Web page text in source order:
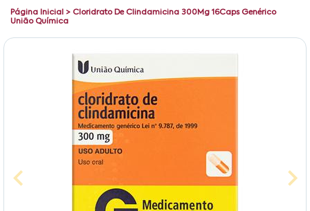
Página Inicial > Cloridrato De Clindamicina 300Mg 16Caps Genérico
União Química